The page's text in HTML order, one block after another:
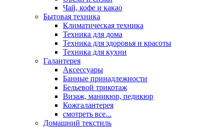
Чай, кофе и какао
Бытовая техника
Климатическая техника
Техника для дома
Техника для здоровья и красоты
Техника для кухни
Галантерея
Аксессуары
Банные принадлежности
Бельевой трикотаж
Визаж, маникюр, педикюр
Кожгалантерея
смотреть все...
Домашний текстиль